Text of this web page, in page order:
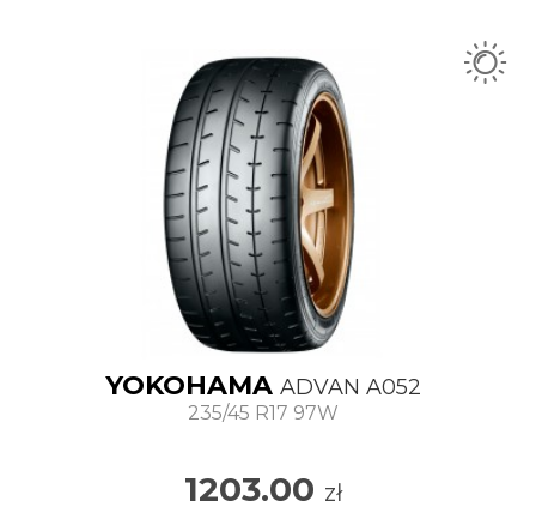
YOKOHAMA ADVAN A052
235/45 R17 97W
1203.00 zł